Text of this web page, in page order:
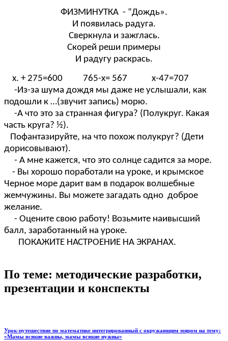
ФИЗМИНУТКА - “Дождь».
И появилась радуга.
Сверкнула и зажглась.
Скорей реши примеры
И радугу раскрась.
х. + 275=600 765-х= 567 х-47=707
-Из-за шума дождя мы даже не услышали, как
подошли к …(звучит запись) морю.
-А что это за странная фигура? (Полукруг. Какая
часть круга? ½).
Пофантазируйте, на что похож полукруг? (Дети
дорисовывают).
- А мне кажется, что это солнце садится за море.
- Вы хорошо поработали на уроке, и крымское
Черное море дарит вам в подарок волшебные
жемчужины. Вы можете загадать одно доброе
желание.
- Оцените свою работу! Возьмите наивысший
балл, заработанный на уроке.
ПОКАЖИТЕ НАСТРОЕНИЕ НА ЭКРАНАХ.
По теме: методические разработки,
презентации и конспекты
Урок-путешествие по математике интегрированный с окружающим миром на тему:
«Мамы всякие важны, мамы всякие нужны»